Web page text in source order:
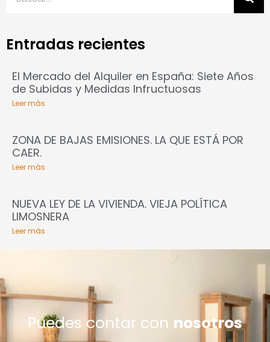
Entradas recientes
El Mercado del Alquiler en España: Siete Años
de Subidas y Medidas Infructuosas
Leer más
ZONA DE BAJAS EMISIONES. LA QUE ESTÁ POR
CAER.
Leer más
NUEVA LEY DE LA VIVIENDA. VIEJA POLÍTICA
LIMOSNERA
Leer más
Puedes contar con nosotros